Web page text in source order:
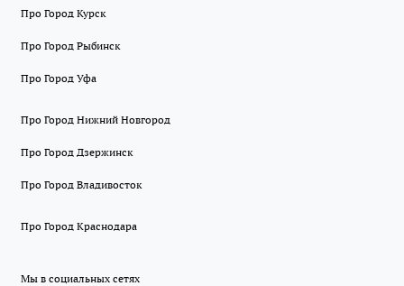
Про Город Курск
Про Город Рыбинск
Про Город Уфа
Про Город Нижний Новгород
Про Город Дзержинск
Про Город Владивосток
Про Город Краснодара
Мы в социальных сетях